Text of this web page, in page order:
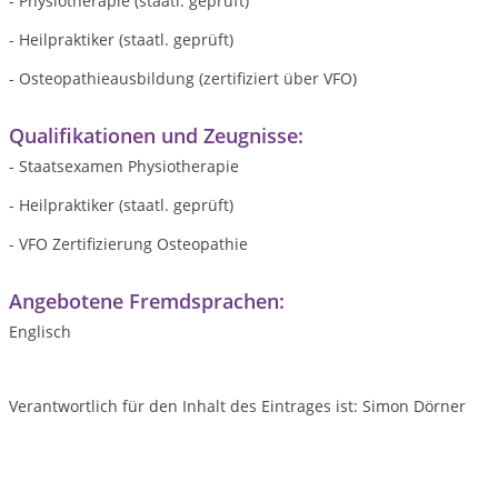
- Heilpraktiker (staatl. geprüft)
- Osteopathieausbildung (zertifiziert über VFO)
Qualifikationen und Zeugnisse:
- Staatsexamen Physiotherapie
- Heilpraktiker (staatl. geprüft)
- VFO Zertifizierung Osteopathie
Angebotene Fremdsprachen:
Englisch
Verantwortlich für den Inhalt des Eintrages ist: Simon Dörner